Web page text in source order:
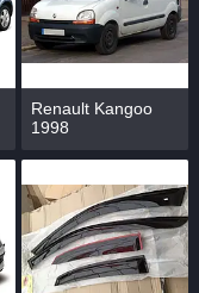
Renault Kangoo
1998